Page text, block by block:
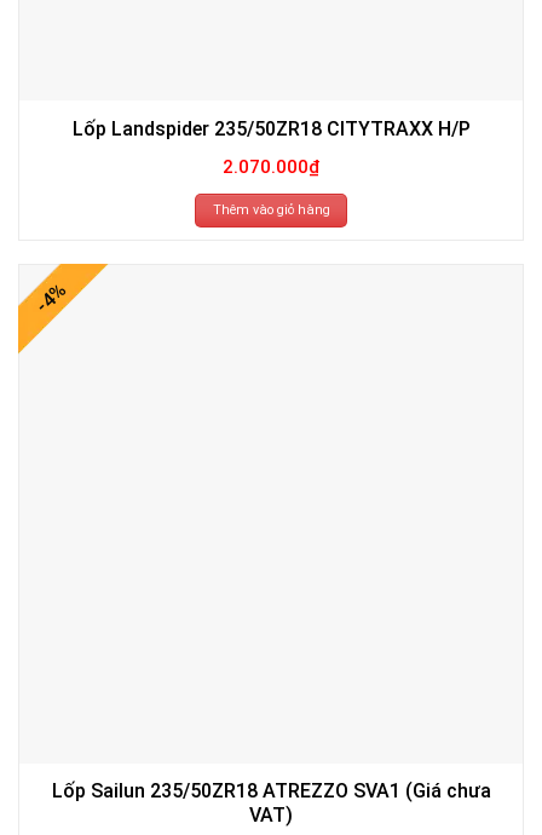
Lốp Landspider 235/50ZR18 CITYTRAXX H/P
2.070.000₫
Thêm vào giỏ hàng
-4%
Lốp Sailun 235/50ZR18 ATREZZO SVA1 (Giá chưa
VAT)